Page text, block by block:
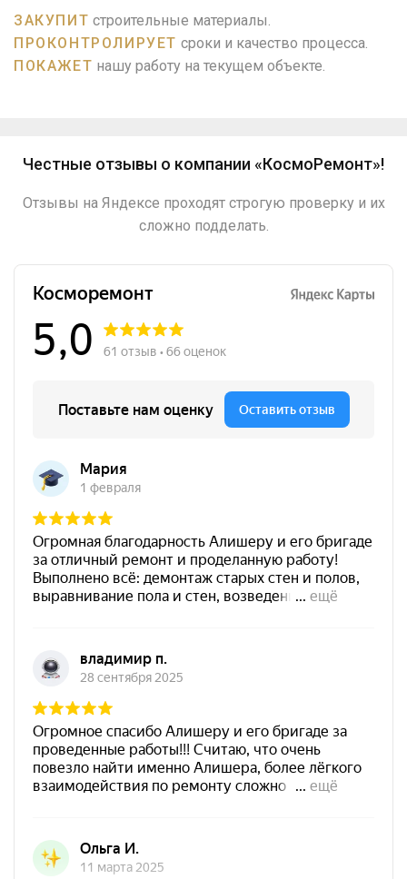
ЗАКУПИТ строительные материалы.
ПРОКОНТРОЛИРУЕТ сроки и качество процесса.
ПОКАЖЕТ нашу работу на текущем объекте.
Честные отзывы о компании «КосмоРемонт»!
Отзывы на Яндексе проходят строгую проверку и их
сложно подделать.